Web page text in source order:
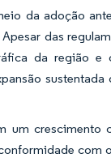
da adoção
das
da região e
um crescimento
com